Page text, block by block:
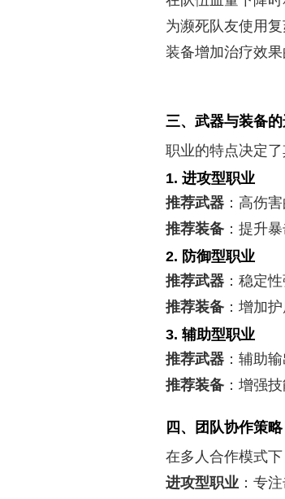
为濒死队友使用复
装备增加治疗效
三、武器与装备
职业的特点决定了
1. 进攻型职业
推荐武器：高伤害
推荐装备：提升暴
2. 防御型职业
推荐武器：稳定性
推荐装备：增加护
3. 辅助型职业
推荐武器：辅助输
推荐装备：增强技
四、团队协作策略
在多人合作模式
进攻型职业：专注